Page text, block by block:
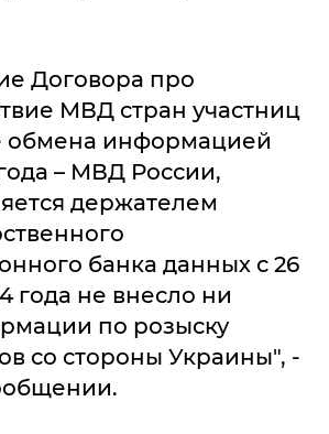
Договора про
МВД стран участниц
обмена информацией
– МВД России,
держателем
банка данных с 26
года не внесло ни
по розыску
со стороны Украины", -